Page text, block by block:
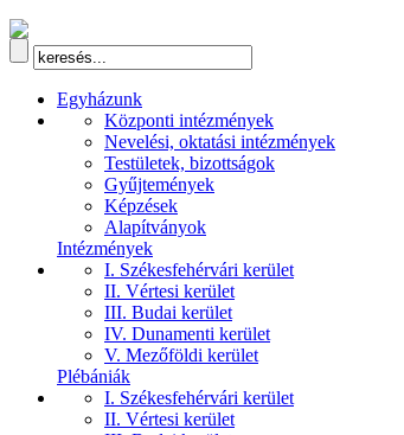
Egyházunk
Központi intézmények
Nevelési, oktatási intézmények
Testületek, bizottságok
Gyűjtemények
Képzések
Alapítványok
Intézmények
I. Székesfehérvári kerület
II. Vértesi kerület
III. Budai kerület
IV. Dunamenti kerület
V. Mezőföldi kerület
Plébániák
I. Székesfehérvári kerület
II. Vértesi kerület